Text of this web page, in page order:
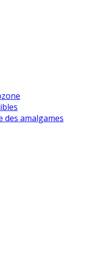
des amalgames